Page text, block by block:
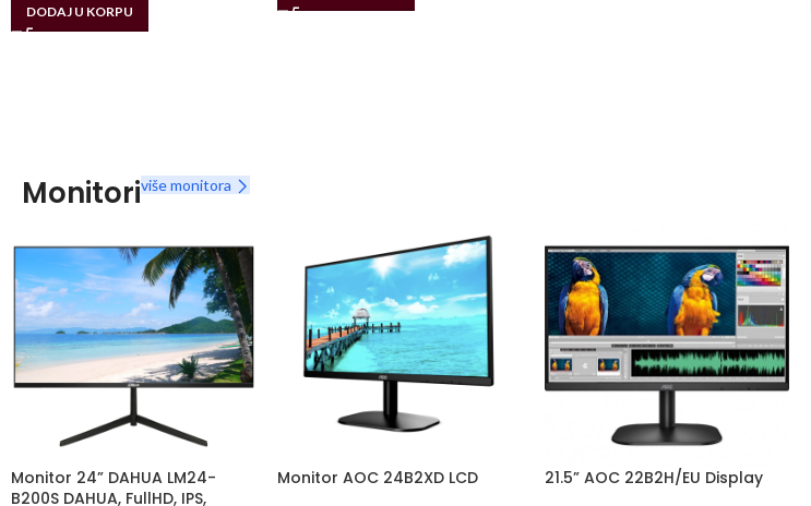
DODAJ U KORPU
Monitoriviše monitora
Monitor 24” DAHUA LM24-
B200S DAHUA, FullHD, IPS,
Monitor AOC 24B2XD LCD 21.5” AOC 22B2H/EU Display